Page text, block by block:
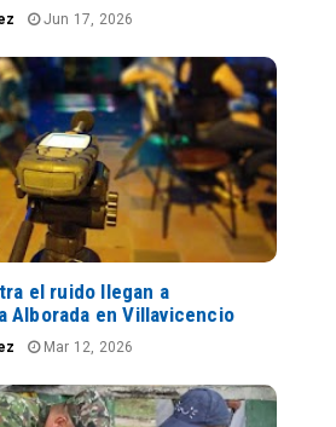
Jun 17, 2026
el ruido llegan a
Alborada en Villavicencio
Mar 12, 2026